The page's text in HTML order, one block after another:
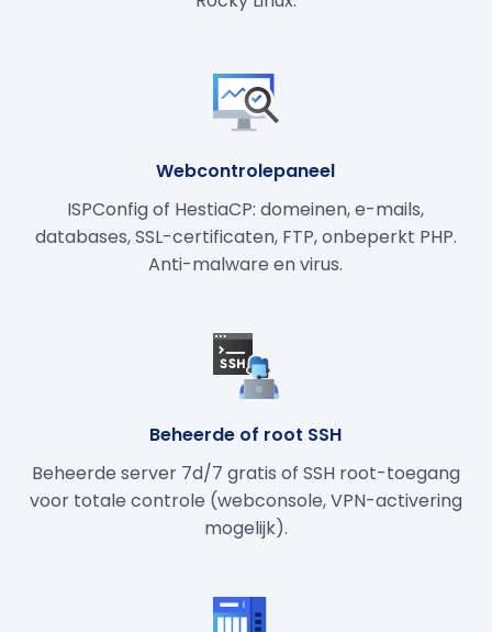
Webcontrolepaneel
ISPConfig of HestiaCP: domeinen, e-mails,
databases, SSL-certificaten, FTP, onbeperkt PHP.
Anti-malware en virus.
Beheerde of root SSH
Beheerde server 7d/7 gratis of SSH root-toegang
voor totale controle (webconsole, VPN-activering
mogelijk).